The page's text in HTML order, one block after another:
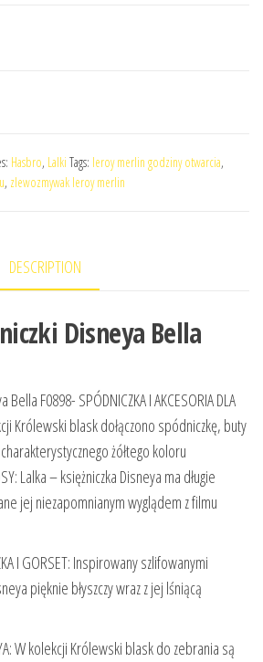
Hasbro, Lalki Tags: leroy merlin godziny otwarcia,
, zlewozmywak leroy merlin
DESCRIPTION
Disneya Bella
F0898- SPÓDNICZKA I AKCESORIA DLA
Królewski blask dołączono spódniczkę, buty
żółtego koloru
Lalka – księżniczka Disneya ma długie
jej niezapomnianym wyglądem z filmu
I GORSET: Inspirowany szlifowanymi
pięknie błyszczy wraz z jej lśniącą
W kolekcji Królewski blask do zebrania są